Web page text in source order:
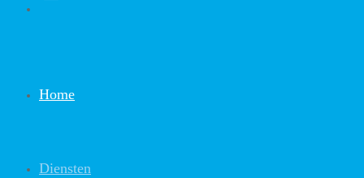
Home
Diensten